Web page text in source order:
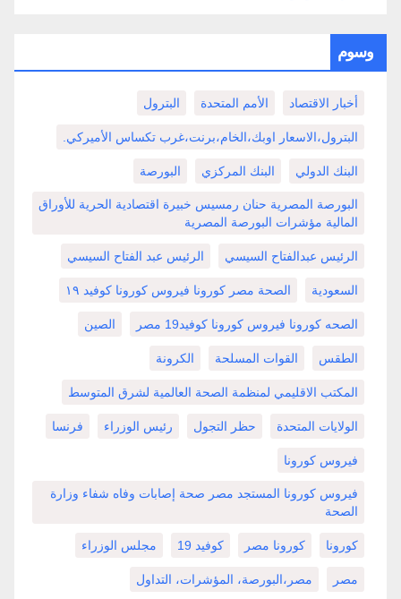
وسوم
أخبار الاقتصاد الأمم المتحدة البترول
البترول،الاسعار اوبك،الخام،برنت،غرب تكساس الأميركي.
البنك الدولي البنك المركزي البورصة
البورصة المصرية حنان رمسيس خبيرة اقتصادية الحرية للأوراق
المالية مؤشرات البورصة المصرية
الرئيس عبدالفتاح السيسي الرئيس عبد الفتاح السيسي
السعودية الصحة مصر كورونا فيروس كورونا كوفيد ١٩
الصحه كورونا فيروس كورونا كوفيد19 مصر الصين
الطقس القوات المسلحة الكرونة
المكتب الاقليمي لمنظمة الصحة العالمية لشرق المتوسط
الولايات المتحدة حظر التجول رئيس الوزراء فرنسا
فيروس كورونا
فيروس كورونا المستجد مصر صحة إصابات وفاه شفاء وزارة
الصحة
كورونا كورونا مصر كوفيد 19 مجلس الوزراء
مصر مصر،البورصة، المؤشرات، التداول